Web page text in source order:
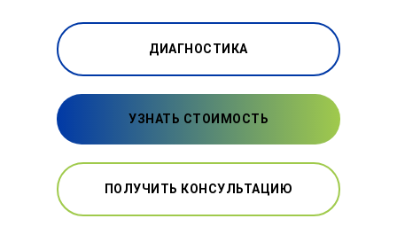
ДИАГНОСТИКА
УЗНАТЬ СТОИМОСТЬ
ПОЛУЧИТЬ КОНСУЛЬТАЦИЮ